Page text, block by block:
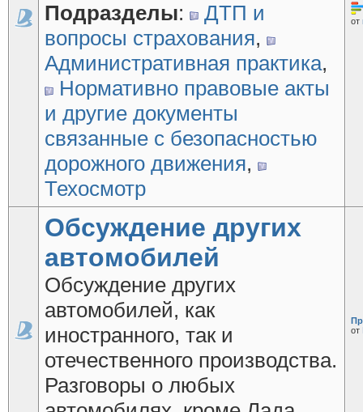
Подразделы:
ДТП и
вопросы страхования,
Административная практика,
Нормативно правовые акты
и другие документы
связанные с безопасностью
дорожного движения,
Техосмотр
от
Обсуждение других
автомобилей
Обсуждение других
автомобилей, как
иностранного, так и
отечественного производства.
Разговоры о любых
от